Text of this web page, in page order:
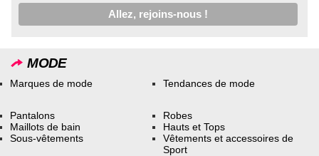
MODE
Marques de mode Tendances de mode
Pantalons
Maillots de bain
Sous-vêtements
Robes
Hauts et Tops
Vêtements et accessoires de
Sport